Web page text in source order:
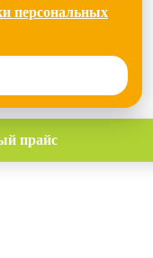
персональных
прайс